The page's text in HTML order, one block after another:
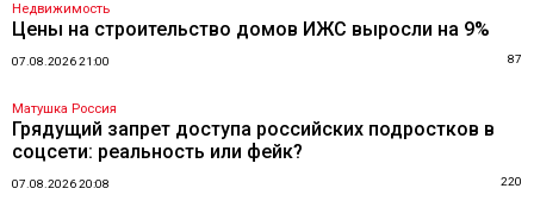
Недвижимость
Цены на строительство домов ИЖС выросли на 9%
07.08.2026 21:00 87
Матушка Россия
Грядущий запрет доступа российских подростков в
соцсети: реальность или фейк?
07.08.2026 20:08 220